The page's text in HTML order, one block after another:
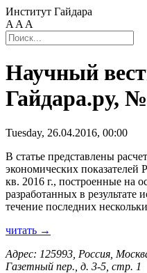
Институт Гайдара
A A A
Научный
Гайдара.ру,
Tuesday, 26.04.2016, 00:00
В статье представлены
экономических
кв. 2016 г., построенные на
разработанных в
течение последних
читать →
Адрес: 125993, Россия,
Газетный пер., д. 3-5, стр. 1